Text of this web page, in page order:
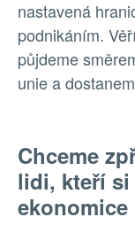
nastavená
podnikáním.
půjdeme
unie a
Chceme
lidi, kteří si
ekonomice